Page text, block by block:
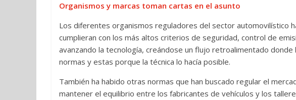
Organismos y marcas toman cartas en el asunto
Los diferentes organismos reguladores del sector automovilístico
cumplieran con los más altos criterios de seguridad, control de
avanzando la tecnología, creándose un flujo retroalimentado donde
normas y estas porque la técnica lo hacía posible.
También ha habido otras normas que han buscado regular el
mantener el equilibrio entre los fabricantes de vehículos y los